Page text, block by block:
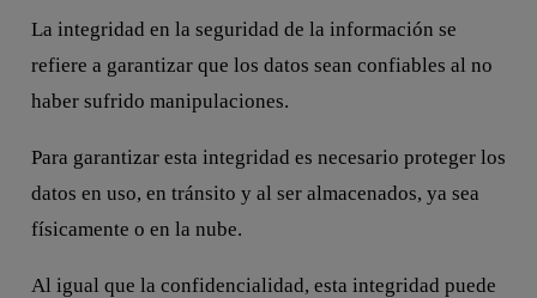
La integridad en la seguridad de la información se
refiere a garantizar que los datos sean confiables al no
haber sufrido manipulaciones.
Para garantizar esta integridad es necesario proteger los
datos en uso, en tránsito y al ser almacenados, ya sea
físicamente o en la nube.
Al igual que la confidencialidad, esta integridad puede